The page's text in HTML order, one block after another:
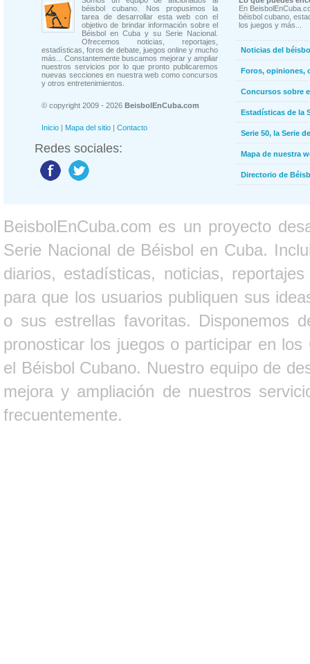
béisbol cubano. Nos propusimos la
tarea de desarrollar esta web con el
objetivo de brindar información sobre el
Béisbol en Cuba y su Serie Nacional.
Ofrecemos noticias, reportajes,
estadísticas, foros de debate, juegos online y mucho
más... Constantemente buscamos mejorar y ampliar
nuestros servicios por lo que pronto publicaremos
nuevas secciones en nuestra web como concursos
y otros entretenimientos.
© copyright 2009 - 2026 BeisbolEnCuba.com
Inicio | Mapa del sitio | Contacto
Redes sociales:
En
béisbol cubano,
los juegos y más...
Noticias del
Foros, opiniones,
Concursos sobre
Estadísticas de la
Serie 50, la Serie
Mapa de nuestra
Directorio de
BeisbolEnCuba.com es un proyecto
Serie Nacional de Béisbol en Cuba.
diarios, estadísticas, noticias,
para que los usuarios publiquen sus
o sus estrellas favoritas. Disponemos
pronosticar los juegos o participar en
el Béisbol Cubano. Nuestro equipo de
mejora y ampliación de nuestros
frecuentemente.